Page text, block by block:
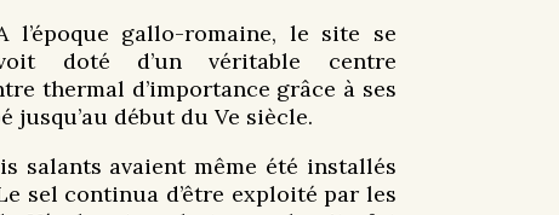
l’époque gallo-romaine, le site se
doté d’un véritable centre
thermal d’importance grâce à ses
jusqu’au début du Ve siècle.
salants avaient même été installés
sel continua d’être exploité par les